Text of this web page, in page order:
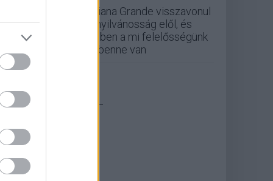
Ariana Grande visszavonul
a nyilvánosság elől, és
ebben a mi felelősségünk
is benne van